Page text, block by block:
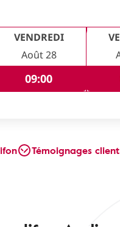
VENDREDI
Août 28
09:00
Témoignages client